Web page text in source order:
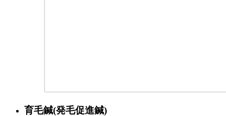
育毛鍼(発毛促進鍼)